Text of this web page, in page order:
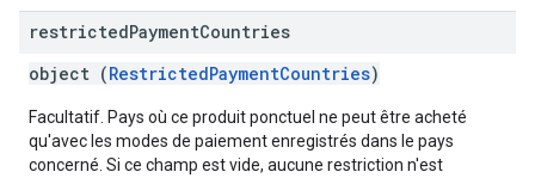
restrictedPaymentCountries
object (RestrictedPaymentCountries)
Facultatif. Pays où ce produit ponctuel ne peut être acheté
qu'avec les modes de paiement enregistrés dans le pays
concerné. Si ce champ est vide, aucune restriction n'est